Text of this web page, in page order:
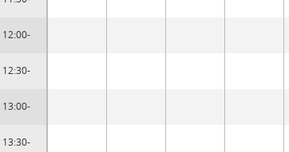
12:00-
12:30-
13:00-
13:30-